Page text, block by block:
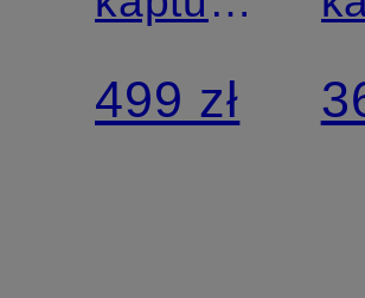
24.7
499 zł